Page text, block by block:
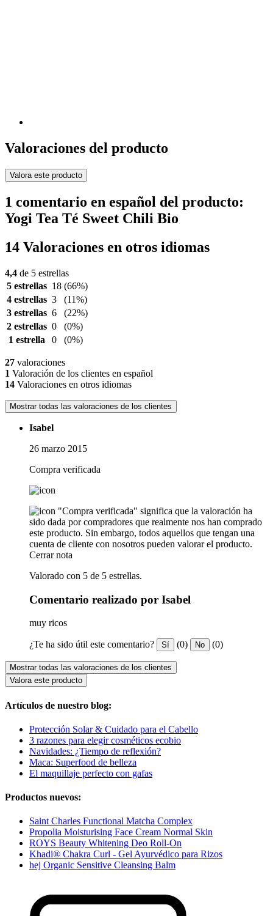
Valoraciones del producto
Valora este producto
1 comentario en español del producto:
Yogi Tea Té Sweet Chili Bio
14 Valoraciones en otros idiomas
4,4 de 5 estrellas
5 estrellas 18 (66%)
4 estrellas 3
(11%)
3 estrellas 6
(22%)
2 estrellas 0
(0%)
1 estrella
0 (0%)
27 valoraciones
1 Valoración de los clientes en español
14 Valoraciones en otros idiomas
Mostrar todas las valoraciones de los clientes
Isabel
26 marzo 2015
Compra verificada
"Compra verificada" significa que la valoración ha
sido dada por compradores que realmente nos han comprado
este producto. Sin embargo, todos aquellos que tengan una
cuenta de cliente con nosotros pueden valorar el producto.
Cerrar nota
Valorado con 5 de 5 estrellas.
Comentario realizado por Isabel
muy ricos
¿Te ha sido útil este comentario? Sí (0) No (0)
Mostrar todas las valoraciones de los clientes
Valora este producto
Artículos de nuestro blog:
Protección Solar & Cuidado para el Cabello
3 razones para elegir cosméticos ecobio
Navidades: ¿Tiempo de reflexión?
Maca: Superfood de belleza
El maquillaje perfecto con gafas
Productos nuevos:
Saint Charles Functional Matcha Complex
Propolia Moisturising Face Cream Normal Skin
ROYS Beauty Whitening Deo Roll-On
Khadi® Chakra Curl - Gel Ayurvédico para Rizos
hej Organic Sensitive Cleansing Balm